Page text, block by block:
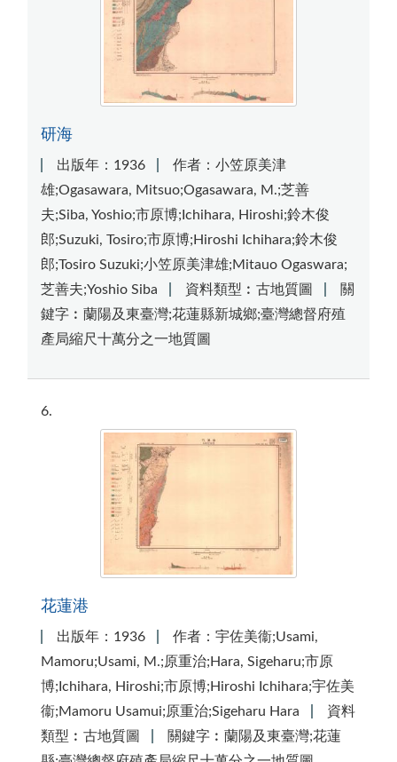
研海
出版年：1936
作者：小笠原美津
雄;Ogasawara, Mitsuo;Ogasawara, M.;芝善
夫;Siba, Yoshio;市原博;Ichihara, Hiroshi;鈴木俊
郎;Suzuki, Tosiro;市原博;Hiroshi Ichihara;鈴木俊
郎;Tosiro Suzuki;小笠原美津雄;Mitauo Ogaswara;
芝善夫;Yoshio Siba
資料類型︰古地質圖
關
鍵字︰蘭陽及東臺灣;花蓮縣新城鄉;臺灣總督府殖
產局縮尺十萬分之一地質圖
6
花蓮港
出版年：1936
作者：宇佐美衞;Usami,
Mamoru;Usami, M.;原重治;Hara, Sigeharu;市原
博;Ichihara, Hiroshi;市原博;Hiroshi Ichihara;宇佐美
衞;Mamoru Usamui;原重治;Sigeharu Hara
資料
類型︰古地質圖
關鍵字︰蘭陽及東臺灣;花蓮